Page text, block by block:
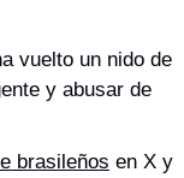
vuelto un nido de
y abusar de
brasileños en X y